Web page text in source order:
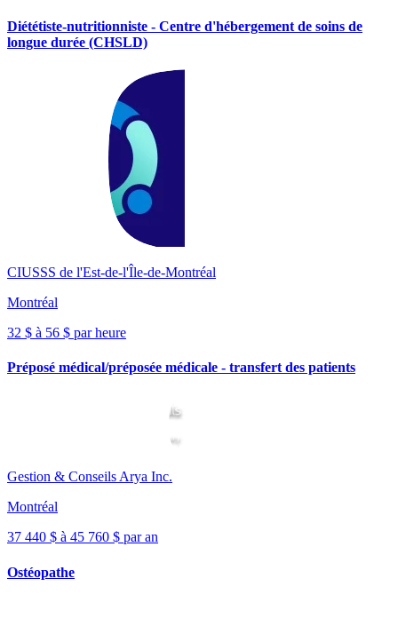
Diététiste-nutritionniste - Centre d'hébergement de soins de
longue durée (CHSLD)
CIUSSS de l'Est-de-l'Île-de-Montréal
Montréal
32 $ à 56 $ par heure
Préposé médical/préposée médicale - transfert des patients
Gestion & Conseils Arya Inc.
Montréal
37 440 $ à 45 760 $ par an
Ostéopathe